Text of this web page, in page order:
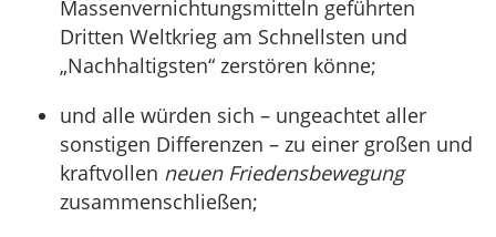
Massenvernichtungsmitteln geführten
Dritten Weltkrieg am Schnellsten und
„Nachhaltigsten“ zerstören könne;
und alle würden sich – ungeachtet aller
sonstigen Differenzen – zu einer großen und
kraftvollen neuen Friedensbewegung
zusammenschließen;